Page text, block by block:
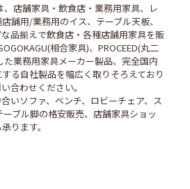
店舗家具・飲食店・業務用家具、レ
舗用/業務用のイス、テーブル天板、
品揃えで飲食店・各種店舗用家具を販
相合家具)、PROCEED(丸二
業務用家具メーカー製品、完全国内
る自社製品を幅広く取りそろえており
合わせください。
いソファ、ベンチ、ロビーチェア、ス
ブル脚の格安販売、店舗家具ショッ
ります。